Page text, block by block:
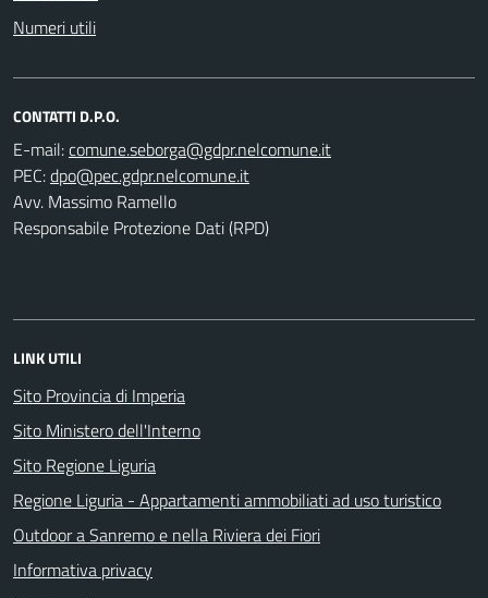
Numeri utili
CONTATTI D.P.O.
E-mail:
PEC:
Avv. Massimo Ramello
Responsabile Protezione Dati (RPD)
LINK UTILI
Sito Provincia di Imperia
Sito Ministero dell'Interno
Sito Regione Liguria
Regione Liguria - Appartamenti ammobiliati ad uso turistico
Outdoor a Sanremo e nella Riviera dei Fiori
Informativa privacy